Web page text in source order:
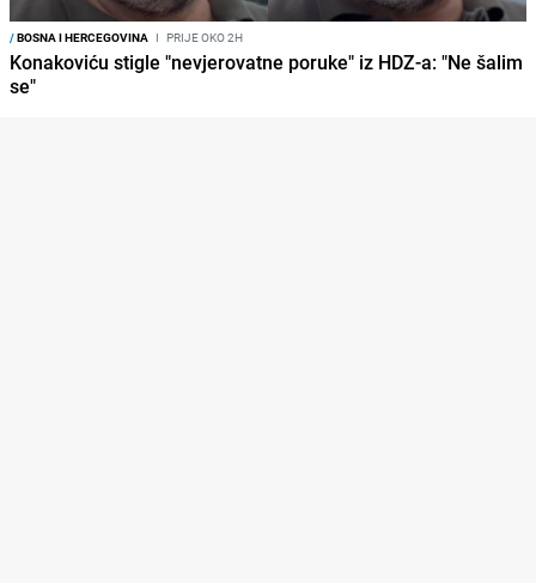
/BOSNA I HERCEGOVINA I PRIJE OKO 2H
Konakoviću stigle "nevjerovatne poruke" iz HDZ-a: "Ne šalim
se"